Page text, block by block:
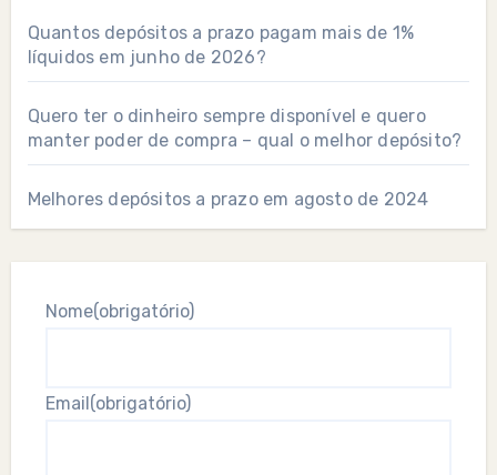
Quantos depósitos a prazo pagam mais de 1%
líquidos em junho de 2026?
Quero ter o dinheiro sempre disponível e quero
manter poder de compra – qual o melhor depósito?
Melhores depósitos a prazo em agosto de 2024
Nome(obrigatório)
Email (obrigatório)